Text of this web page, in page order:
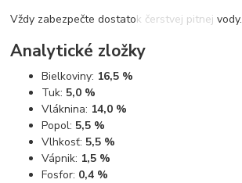
Vždy zabezpečte dostatok čerstvej pitnej vody.
Analytické zložky
Bielkoviny: 16,5 %
Tuk: 5,0 %
Vláknina: 14,0 %
Popol: 5,5 %
Vlhkosť: 5,5 %
Vápnik: 1,5 %
Fosfor: 0,4 %